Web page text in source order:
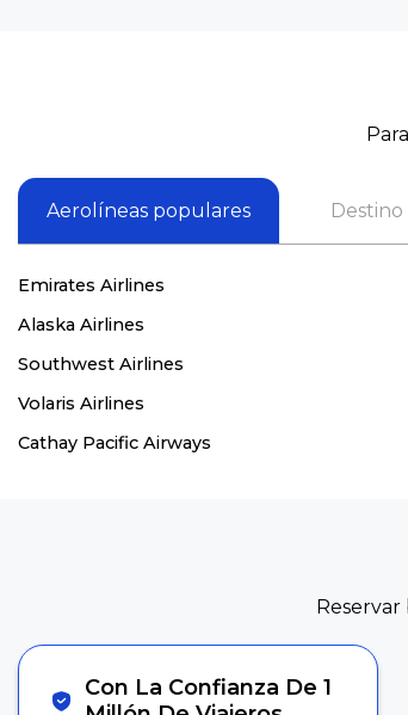
Aerolíneas populares
Emirates Airlines
Alaska Airlines
Southwest Airlines
Volaris Airlines
Cathay Pacific Airways
Reservar
Con La Confianza De 1